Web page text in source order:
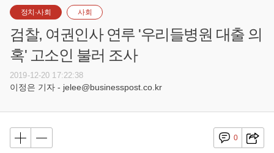
정치·사회 사회
검찰, 여권인사 연루 '우리들병원 대출 의
혹' 고소인 불러 조사
2019-12-20 17:22:38
이정은 기자 - jelee@businesspost.co.kr
0